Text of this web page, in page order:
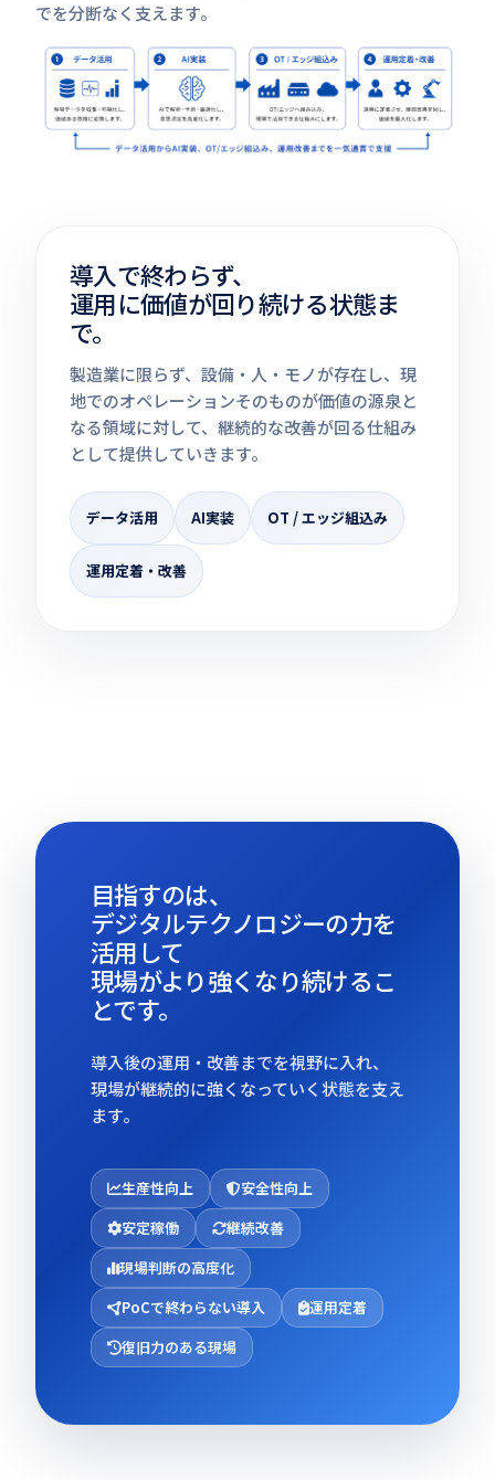
でを分断なく支えます。
導入で終わらず、
運用に価値が回り続ける状態ま
で。
製造業に限らず、設備・人・モノが存在し、現
地でのオペレーションそのものが価値の源泉と
なる領域に対して、継続的な改善が回る仕組み
として提供していきます。
データ活用 AI実装 OT / エッジ組込み
運用定着・改善
目指すのは、
デジタルテクノロジーの力を
活用して
現場がより強くなり続けるこ
とです。
導入後の運用・改善までを視野に入れ、
現場が継続的に強くなっていく状態を支え
ます。
生産性向上
安全性向上
安定稼働
継続改善
現場判断の高度化
PoCで終わらない導入
運用定着
復旧力のある現場